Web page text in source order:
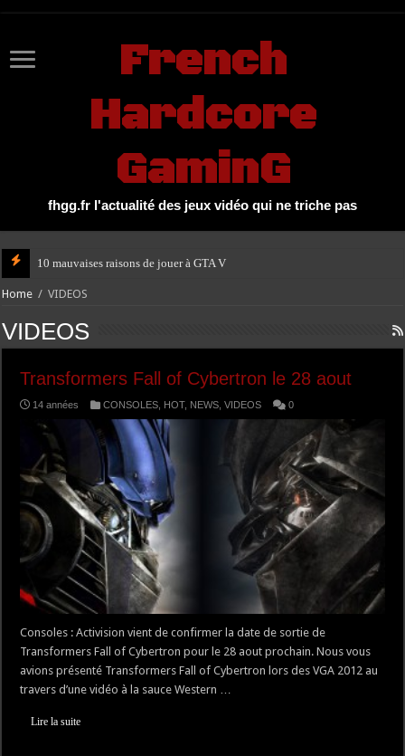
French
Hardcore
GaminG
fhgg.fr l'actualité des jeux vidéo qui ne triche pas
10 mauvaises raisons de jouer à GTA V
Home / VIDEOS
VIDEOS
Transformers Fall of Cybertron le 28 aout
14 années CONSOLES HOT, NEWS ,VIDEOS 0
Consoles : Activision vient de confirmer la date de sortie de
Transformers Fall of Cybertron pour le 28 aout prochain. Nous vous
avions présenté Transformers Fall of Cybertron lors des VGA 2012 au
travers d’une vidéo à la sauce Western …
Lire la suite